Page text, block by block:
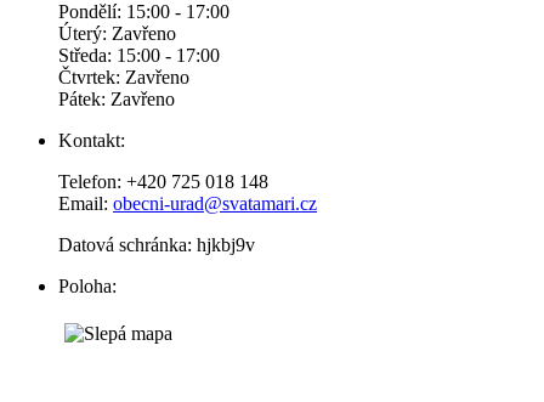
Pondělí: 15:00 - 17:00
Úterý: Zavřeno
Středa: 15:00 - 17:00
Čtvrtek: Zavřeno
Pátek: Zavřeno
Kontakt:
Telefon: +420 725 018 148
Email: obecni-urad@svatamari.cz
Datová schránka: hjkbj9v
Poloha: